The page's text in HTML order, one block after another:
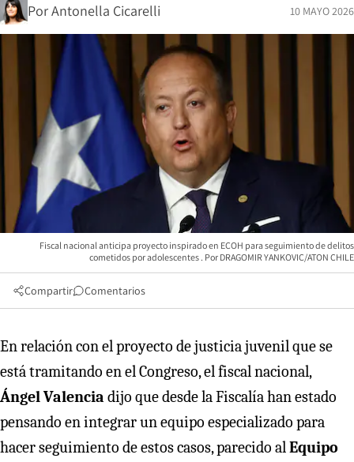
PorAntonella Cicarelli 10 MAYO 2026
Fiscal nacional anticipa proyecto inspirado en ECOH para seguimiento de delitos
cometidos por adolescentes
DRAGOMIR YANKOVIC/ATON CHILE
Compartir Comentarios
En relación con el proyecto de justicia juvenil que se
está tramitando en el Congreso, el fiscal nacional,
Ángel Valencia dijo que desde la Fiscalía han estado
pensando en integrar un equipo especializado para
hacer seguimiento de estos casos, parecido alEquipo